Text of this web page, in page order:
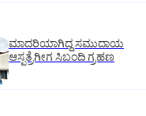
ಮಾದರಿಯಾಗಿದ್ದ ಸಮುದಾಯ
ಆಸ್ಪತ್ರೆಗೀಗ ಸಿಬಂದಿ ಗ್ರಹಣ